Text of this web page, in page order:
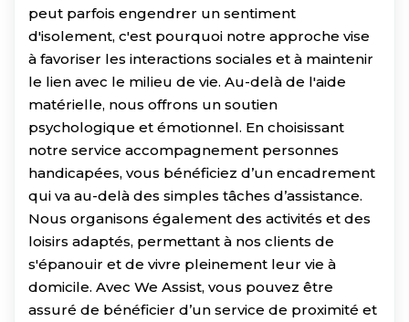
peut parfois engendrer un sentiment
d'isolement, c'est pourquoi notre approche vise
à favoriser les interactions sociales et à maintenir
le lien avec le milieu de vie. Au-delà de l'aide
matérielle, nous offrons un soutien
psychologique et émotionnel. En choisissant
notre service accompagnement personnes
handicapées, vous bénéficiez d’un encadrement
qui va au-delà des simples tâches d’assistance.
Nous organisons également des activités et des
loisirs adaptés, permettant à nos clients de
s'épanouir et de vivre pleinement leur vie à
domicile. Avec We Assist, vous pouvez être
assuré de bénéficier d’un service de proximité et